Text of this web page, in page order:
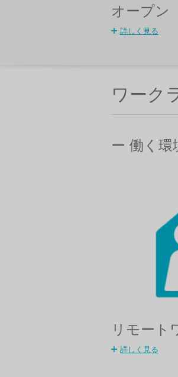
オープン
詳しく見る
ワーク
ー 働く環
リモート
詳しく見る